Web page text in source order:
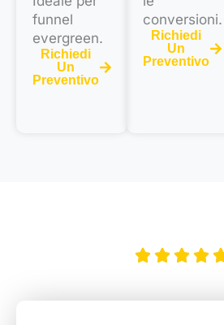
funnel
evergreen.
Richiedi
Un
Preventivo
conversioni.
Richiedi
Un
Preventivo